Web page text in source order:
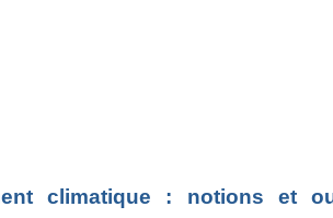
climatique : notions et